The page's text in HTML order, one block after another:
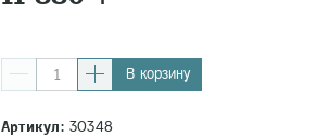
В корзину
Артикул:30348